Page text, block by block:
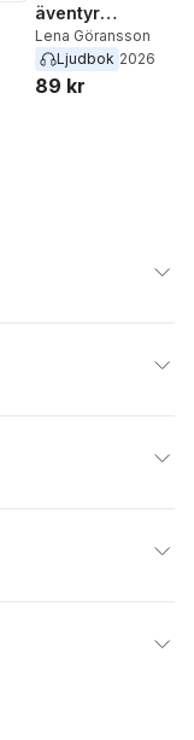
äventyr
[syntolkning]
Lena Göransson
Ljudbok 2026
89 kr